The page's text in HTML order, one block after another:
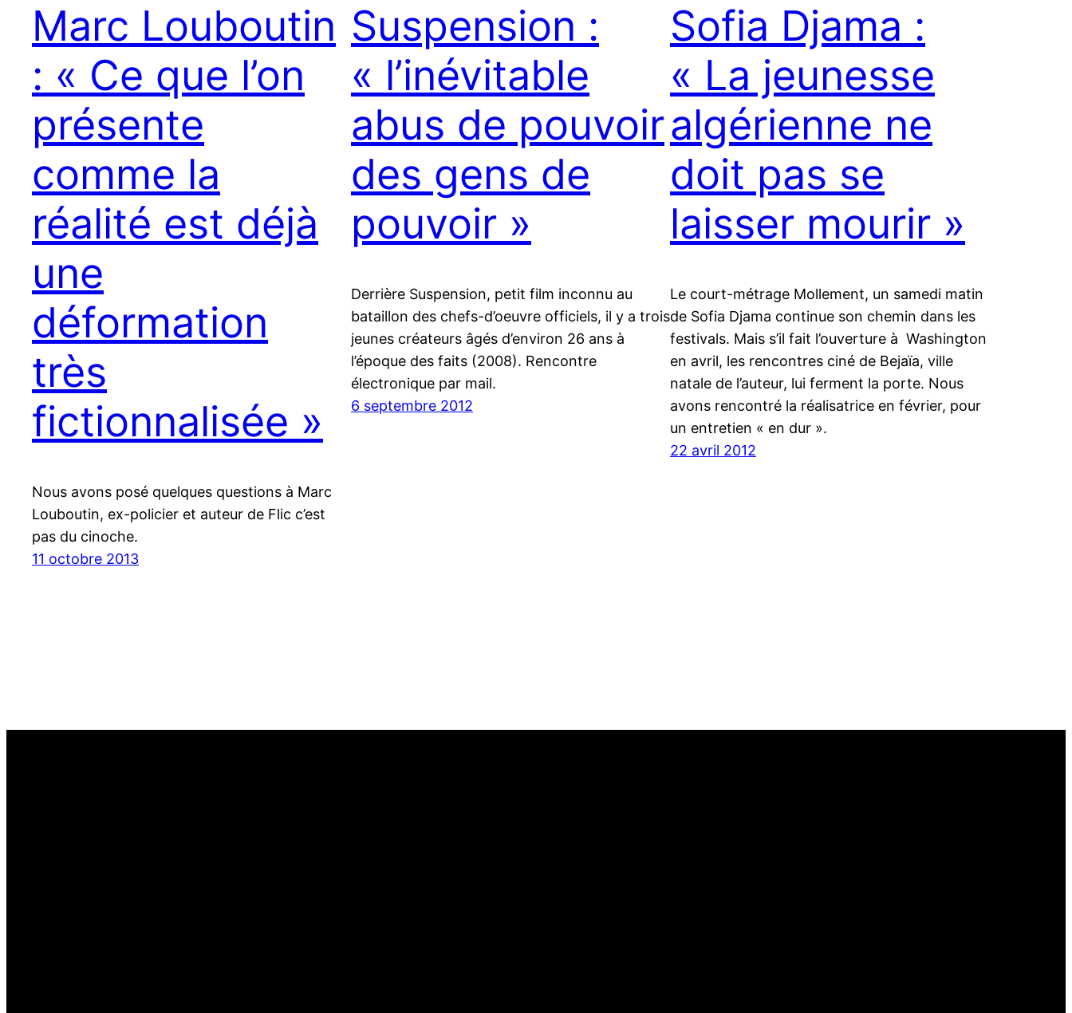
Marc Louboutin
: « Ce que l’on
présente
comme la
réalité est déjà
une
déformation
très
fictionnalisée »
Nous avons posé quelques questions à Marc
Louboutin, ex-policier et auteur de Flic c’est
pas du cinoche.
11 octobre 2013
Suspension :
« l’inévitable
abus de pouvoir
des gens de
pouvoir »
Derrière Suspension, petit film inconnu au
bataillon des chefs-d’oeuvre officiels, il y a trois
jeunes créateurs âgés d’environ 26 ans à
l’époque des faits (2008). Rencontre
électronique par mail.
6 septembre 2012
Sofia Djama :
« La jeunesse
algérienne ne
doit pas se
laisser mourir »
Le court-métrage Mollement, un samedi matin
de Sofia Djama continue son chemin dans les
festivals. Mais s’il fait l’ouverture à Washington
en avril, les rencontres ciné de Bejaïa, ville
natale de l’auteur, lui ferment la porte. Nous
avons rencontré la réalisatrice en février, pour
un entretien « en dur ».
22 avril 2012